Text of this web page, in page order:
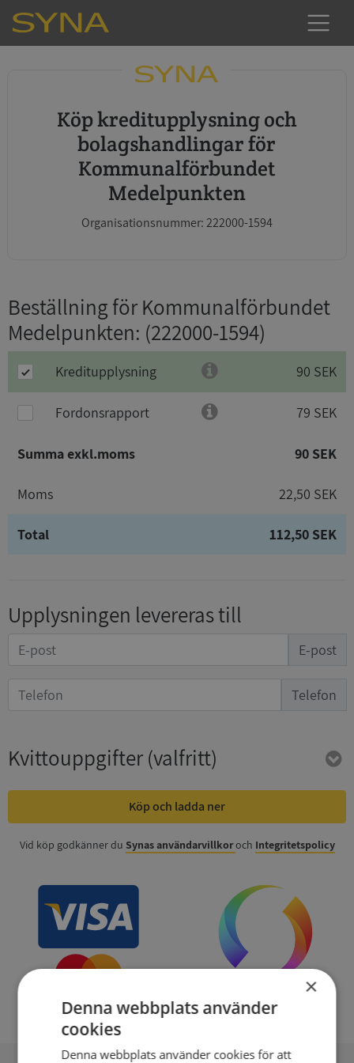
Köp kreditupplysning och
bolagshandlingar för
Kommunalförbundet
Medelpunkten
Organisationsnummer: 222000-1594
Beställning för Kommunalförbundet
Medelpunkten: (222000-1594)
Kreditupplysning 90 SEK
Fordonsrapport 79 SEK
Summa exkl.moms 90 SEK
Moms 22,50 SEK
Total 112,50 SEK
Upplysningen levereras till
E-post
Telefon
Kvittouppgifter(valfritt)
Köp och ladda ner
Vid köp godkänner du Synas användarvillkoroch Integritetspolicy
×
Denna webbplats använder
cookies
Denna webbplats använder cookies för att